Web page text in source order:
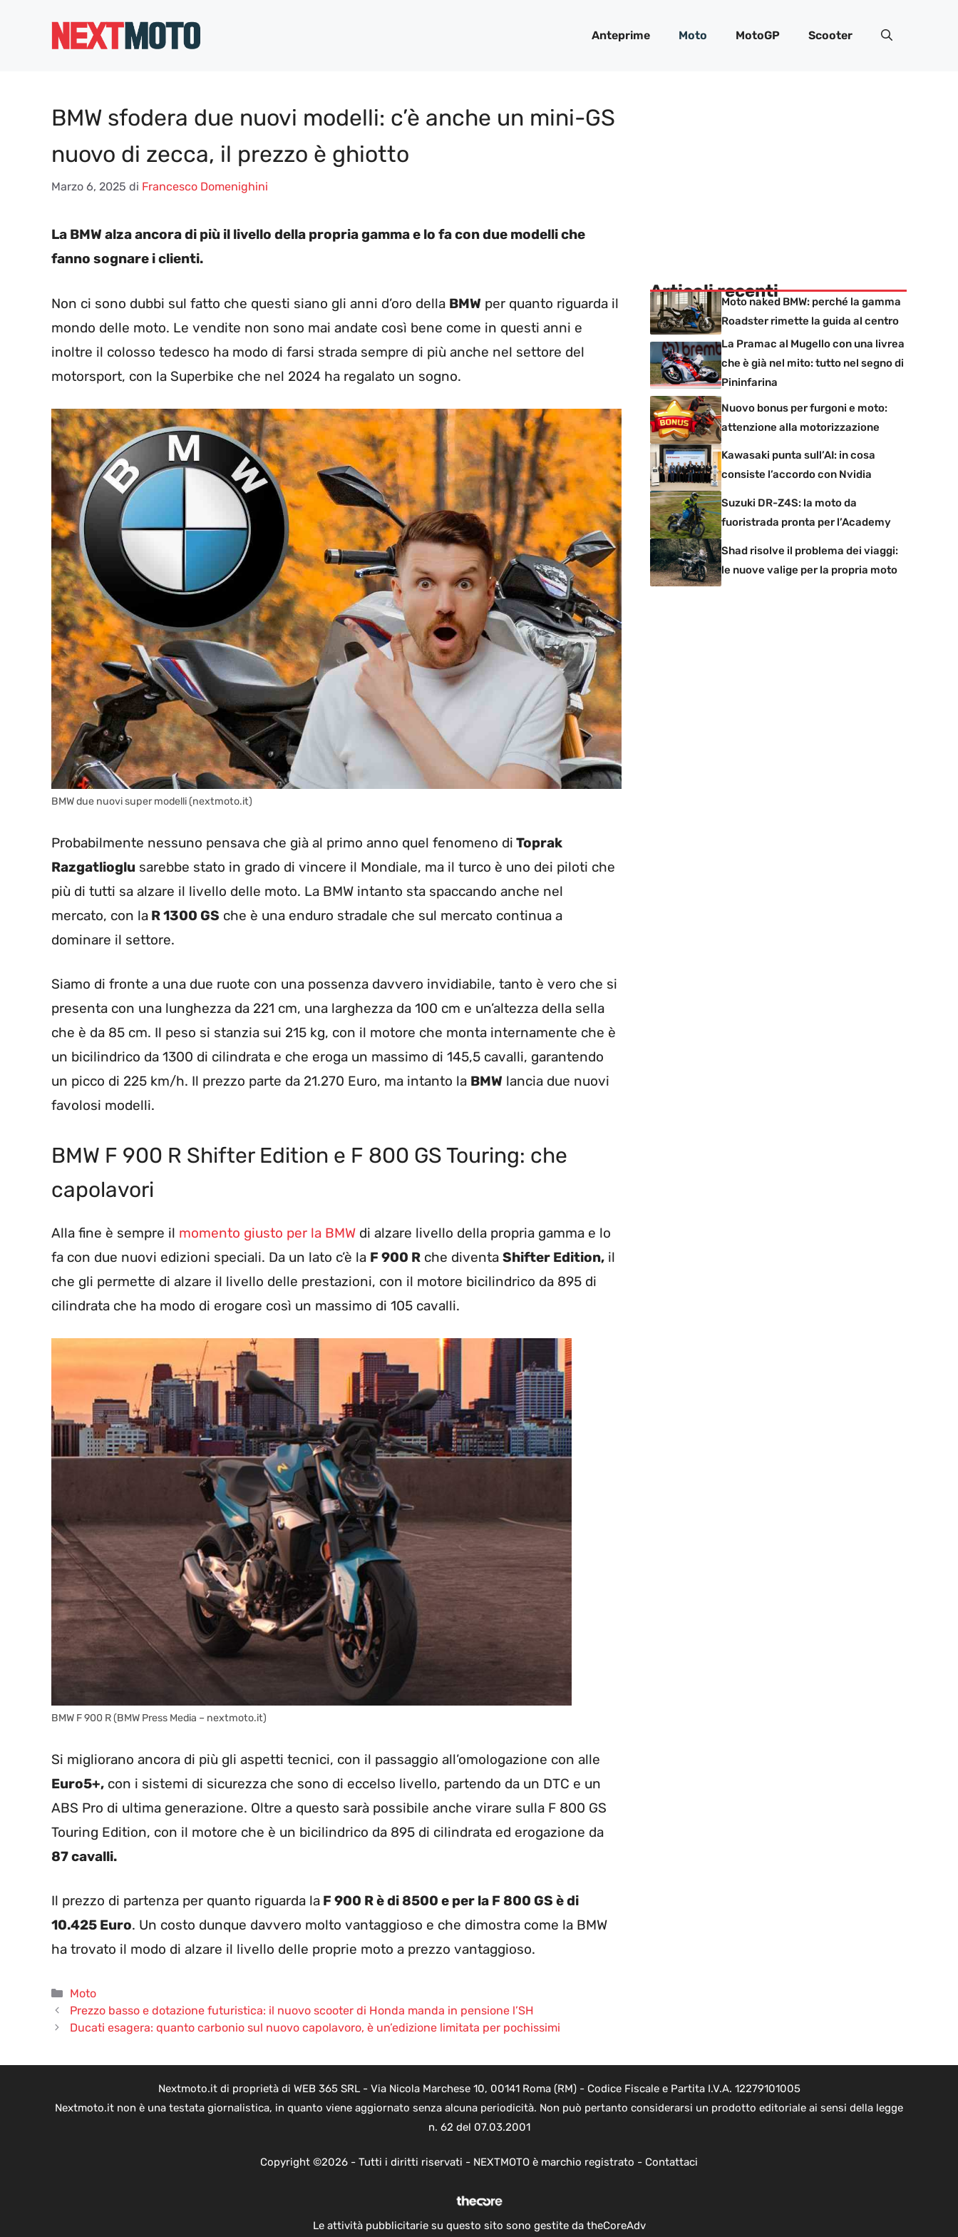
Anteprime Moto MotoGP Scooter
BMW sfodera due nuovi modelli: c’è anche un mini-GS
nuovo di zecca, il prezzo è ghiotto
Marzo 6, 2025 di Francesco Domenighini
La BMW alza ancora di più il livello della propria gamma e lo fa con due modelli che
fanno sognare i clienti.
Non ci sono dubbi sul fatto che questi siano gli anni d’oro della BMW per quanto riguarda il
mondo delle moto. Le vendite non sono mai andate così bene come in questi anni e
inoltre il colosso tedesco ha modo di farsi strada sempre di più anche nel settore del
motorsport, con la Superbike che nel 2024 ha regalato un sogno.
BMW due nuovi super modelli (nextmoto.it)
Probabilmente nessuno pensava che già al primo anno quel fenomeno di Toprak
Razgatlioglu sarebbe stato in grado di vincere il Mondiale, ma il turco è uno dei piloti che
più di tutti sa alzare il livello delle moto. La BMW intanto sta spaccando anche nel
mercato, con la R 1300 GS che è una enduro stradale che sul mercato continua a
dominare il settore.
Siamo di fronte a una due ruote con una possenza davvero invidiabile, tanto è vero che si
presenta con una lunghezza da 221 cm, una larghezza da 100 cm e un’altezza della sella
che è da 85 cm. Il peso si stanzia sui 215 kg, con il motore che monta internamente che è
un bicilindrico da 1300 di cilindrata e che eroga un massimo di 145,5 cavalli, garantendo
un picco di 225 km/h. Il prezzo parte da 21.270 Euro, ma intanto la BMW lancia due nuovi
favolosi modelli.
BMW F 900 R Shifter Edition e F 800 GS Touring: che
capolavori
Alla fine è sempre il momento giusto per la BMW di alzare livello della propria gamma e lo
fa con due nuovi edizioni speciali. Da un lato c’è la F 900 R che diventa Shifter Edition, il
che gli permette di alzare il livello delle prestazioni, con il motore bicilindrico da 895 di
cilindrata che ha modo di erogare così un massimo di 105 cavalli.
BMW F 900 R (BMW Press Media – nextmoto.it)
Si migliorano ancora di più gli aspetti tecnici, con il passaggio all’omologazione con alle
Euro5+, con i sistemi di sicurezza che sono di eccelso livello, partendo da un DTC e un
ABS Pro di ultima generazione. Oltre a questo sarà possibile anche virare sulla F 800 GS
Touring Edition, con il motore che è un bicilindrico da 895 di cilindrata ed erogazione da
87 cavalli.
Il prezzo di partenza per quanto riguarda la F 900 R è di 8500 e per la F 800 GS è di
10.425 Euro. Un costo dunque davvero molto vantaggioso e che dimostra come la BMW
ha trovato il modo di alzare il livello delle proprie moto a prezzo vantaggioso.
Categorie
Moto
Prezzo basso e dotazione futuristica: il nuovo scooter di Honda manda in pensione l’SH
Ducati esagera: quanto carbonio sul nuovo capolavoro, è un’edizione limitata per pochissimi
Articoli recenti
Moto naked BMW: perché la gamma
Roadster rimette la guida al centro
La Pramac al Mugello con una livrea
che è già nel mito: tutto nel segno di
Pininfarina
Nuovo bonus per furgoni e moto:
attenzione alla motorizzazione
Kawasaki punta sull’AI: in cosa
consiste l’accordo con Nvidia
Suzuki DR-Z4S: la moto da
fuoristrada pronta per l’Academy
Shad risolve il problema dei viaggi:
le nuove valige per la propria moto
Nextmoto.it di proprietà di WEB 365 SRL - Via Nicola Marchese 10, 00141 Roma (RM) - Codice Fiscale e Partita I.V.A. 12279101005
Nextmoto.it non è una testata giornalistica, in quanto viene aggiornato senza alcuna periodicità. Non può pertanto considerarsi un prodotto editoriale ai sensi della legge
n. 62 del 07.03.2001
Copyright ©2026 - Tutti i diritti riservati - NEXTMOTO è marchio registrato - Contattaci
Le attività pubblicitarie su questo sito sono gestite da theCoreAdv